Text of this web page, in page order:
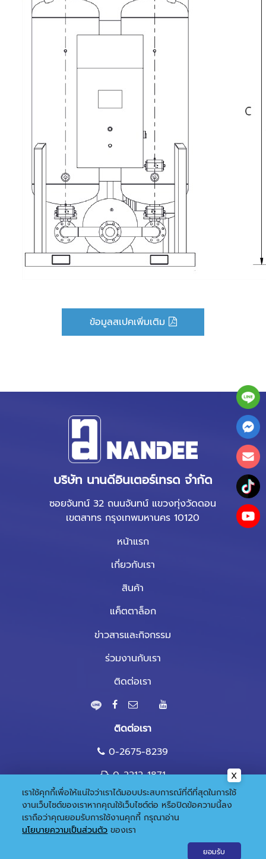
ข้อมูลสเปคเพิ่มเติม
บริษัท นานดีอินเตอร์เทรด จำกัด
ซอยจันทน์ 32 ถนนจันทน์ แขวงทุ่งวัดดอน
เขตสาทร กรุงเทพมหานคร 10120
หน้าแรก
เกี่ยวกับเรา
สินค้า
แค็ตตาล็อก
ข่าวสารและกิจกรรม
ร่วมงานกับเรา
ติดต่อเรา
ติดต่อเรา
0-2675-8239
0-2212-1871
marketing@nandee.co.th
© 2020 Copyright:Gramickhouse.com
เราใช้คุกกี้เพื่อให้แน่ใจว่าเราได้มอบประสบการณ์ที่ดีที่สุดในการใช้
งานเว็บไซต์ของเราหากคุณใช้เว็บไซต์ต่อ หรือปิดข้อความนี้ลง
เราถือว่าคุณยอมรับการใช้งานคุกกี้ กรุณาอ่าน
นโยบายความเป็นส่วนตัว ของเรา
ยอมรับ